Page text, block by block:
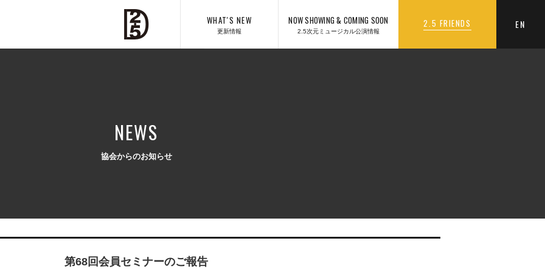
EN
WHAT'S NEW
更新情報
NOW SHOWING & COMING SOON
2.5次元ミュージカル公演情報
2.5 FRIENDS
NEWS
協会からのお知らせ
第68回会員セミナーのご報告